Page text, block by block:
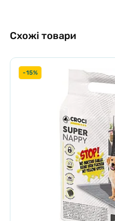
Схожі товари
-15%